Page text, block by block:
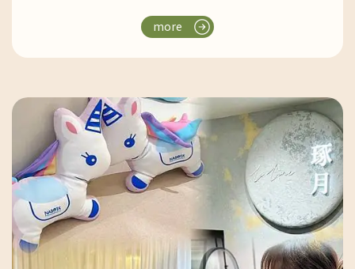
據她專業的角度推薦我COTRA PLUS 黛馨私密雷射
能更有隱私這台就是COTRA PLUS 黛馨私密雷射儀
器陳醫師用高效能CO₂雷射系統，透過專用圓柱型探
頭溫和地刺激黏膜裡的膠原蛋白探頭會以環狀旋轉方
式，分區段進行非侵入性點陣式照射幫它「喚醒青
春」，恢復緊緻彈性與水潤我覺得探頭在裡面環狀旋
轉時，只覺得有點微溫的熱感像是被細緻的溫光按摩
一樣我甚至覺得那種溫熱感很療癒像在幫「閨蜜部
位」做一場專屬SPA而且就連該邊黑黑的也能靠
提的心得與過程，包含術前術後、復原期修護前後
得開懷而限動老是嘟嘴拍照XDDD 這些不是為了裝
可愛，其實是只要我一不笑臉頰兩邊就會垮下來，看
起來瞬間顯老超~~多，因為我原本天生就有就有一
點貓咪紋，然後現在老了蘋果肌下垂看起來又更明
顯，儼然是個超大的眼袋！！往下墜落的蘋果肌到了
嘴角就變成嘴邊肉，法令紋也跟著加深了，地心引力
真的好可怕啊啊啊啊啊啊啊～～～～所以王先森常常
在拍照的時候喊：『下巴～把妳的嘴邊肉收起來～～
more